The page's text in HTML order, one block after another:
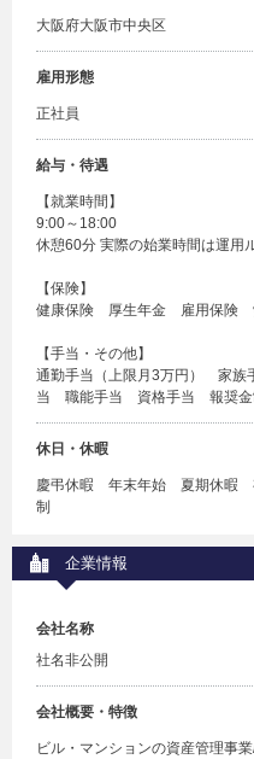
大阪府大阪市中央区
雇用形態
正社員
給与・待遇
【就業時間】
9:00～18:00
休憩60分 実際の始業時間は運用
【保険】
健康保険 厚生年金 雇用保険
【手当・その他】
通勤手当（上限月3万円） 家
当 職能手当 資格手当 報奨
休日・休暇
慶弔休暇 年末年始 夏期休暇
制
企業情報
会社名称
社名非公開
会社概要・特徴
ビル・マンションの資産管理事